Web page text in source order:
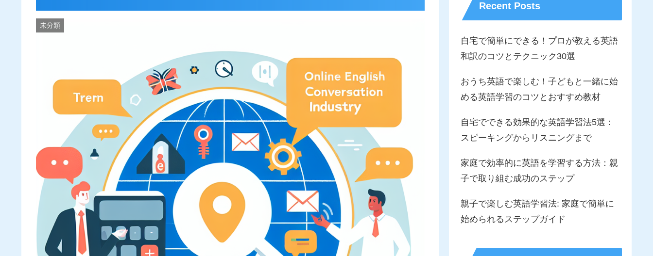
未分類
Recent Posts
自宅で簡単にできる！プロが教える英語
和訳のコツとテクニック30選
おうち英語で楽しむ！子どもと一緒に始
める英語学習のコツとおすすめ教材
自宅でできる効果的な英語学習法5選：
スピーキングからリスニングまで
家庭で効率的に英語を学習する方法：親
子で取り組む成功のステップ
親子で楽しむ英語学習法: 家庭で簡単に
始められるステップガイド